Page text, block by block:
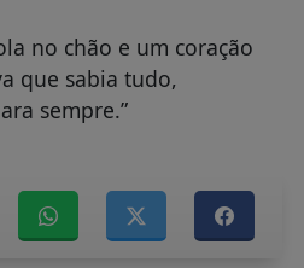
no chão e um coração
que sabia tudo,
sempre.”